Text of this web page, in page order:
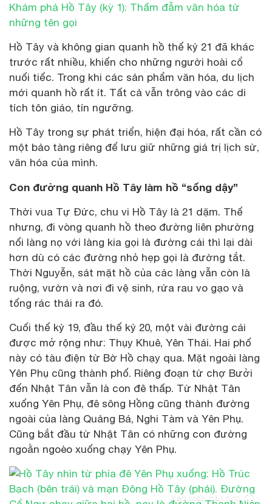
Khám phá Hồ Tây (kỳ 1): Thấm đẫm văn hóa từ
những tên gọi
Hồ Tây và không gian quanh hồ thế kỷ 21 đã khác
trước rất nhiều, khiến cho những người hoài cổ
nuối tiếc. Trong khi các sản phẩm văn hóa, du lịch
mới quanh hồ rất ít. Tất cả vẫn trông vào các di
tích tôn giáo, tín ngưỡng.
Hồ Tây trong sự phát triển, hiện đại hóa, rất cần có
một bảo tàng riêng để lưu giữ những giá trị lịch sử,
văn hóa của mình.
Con đường quanh Hồ Tây làm hồ “sống dậy”
Thời vua Tự Đức, chu vi Hồ Tây là 21 dặm. Thế
nhưng, đi vòng quanh hồ theo đường liên phường
nối làng nọ với làng kia gọi là đường cái thì lại dài
hơn dù có các đường nhỏ hẹp gọi là đường tắt.
Thời Nguyễn, sát mặt hồ của các làng vẫn còn là
ruộng, vườn và nơi đi vệ sinh, rửa rau vo gạo và
tống rác thải ra đó.
Cuối thế kỷ 19, đầu thế kỷ 20, một vài đường cái
được mở rộng như: Thụy Khuê, Yên Thái. Hai phố
này có tàu điện từ Bờ Hồ chạy qua. Mặt ngoài làng
Yên Phụ cũng thành phố. Riêng đoạn từ chợ Bưởi
đến Nhật Tân vẫn là con đê thấp. Từ Nhật Tân
xuống Yên Phụ, đê sông Hồng cũng thành đường
ngoài của làng Quảng Bá, Nghi Tàm và Yên Phụ.
Cũng bắt đầu từ Nhật Tân có những con đường
ngoằn ngoèo xuống chạy Yên Phụ.
Xem toàn màn hình